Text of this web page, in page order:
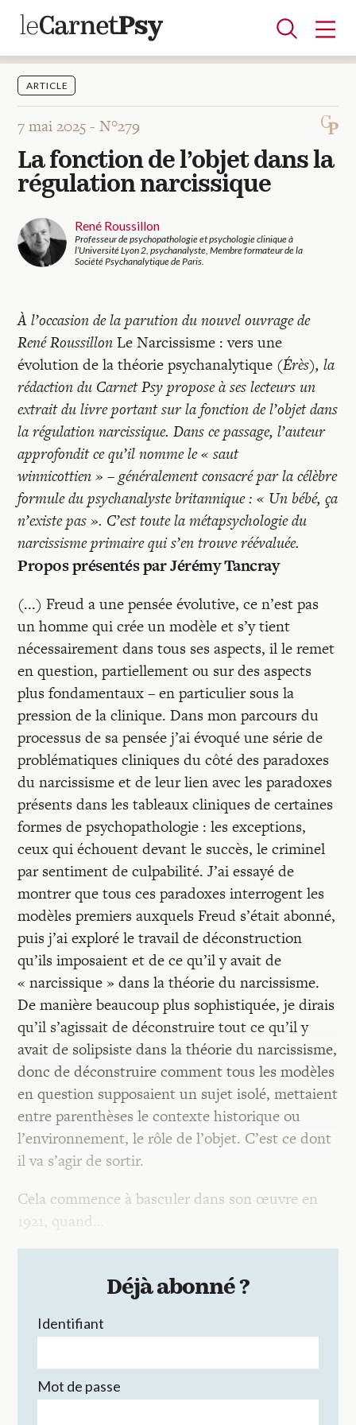
Articles
A la une
Adolescence
Dispositif
Enfance
Périnatalité
Psychanalyse
Psychopathologie
Soin
Dossiers
Auteurs
Recherches
Entretiens
Revues
Colloque
Mon compte
ARTICLE
7 mai 2025 -N°279
La fonction de l’objet dans la
régulation narcissique
René Roussillon
Professeur de psychopathologie et psychologie clinique à
l’Université Lyon 2, psychanalyste, Membre formateur de la
Société Psychanalytique de Paris.
À l’occasion de la parution du nouvel ouvrage de
René RoussillonLe Narcissisme : vers une
évolution de la théorie psychanalytique (Érès), la
rédaction du Carnet Psy propose à ses lecteurs un
extrait du livre portant sur la fonction de l’objet dans
la régulation narcissique. Dans ce passage, l’auteur
approfondit ce qu’il nomme le « saut
winnicottien » – généralement consacré par la célèbre
formule du psychanalyste britannique : « Un bébé, ça
n’existe pas ». C’est toute la métapsychologie du
narcissisme primaire qui s’en trouve réévaluée.
Propos présentés parJérémy Tancray
(...) Freud a une pensée évolutive, ce n’est pas
un homme qui crée un modèle et s’y tient
nécessairement dans tous ses aspects, il le remet
en question, partiellement ou sur des aspects
plus fondamentaux – en particulier sous la
pression de la clinique. Dans mon parcours du
processus de sa pensée j’ai évoqué une série de
problématiques cliniques du côté des paradoxes
du narcissisme et de leur lien avec les paradoxes
présents dans les tableaux cliniques de certaines
formes de psychopathologie : les exceptions,
ceux qui échouent devant le succès, le criminel
par sentiment de culpabilité. J’ai essayé de
montrer que tous ces paradoxes interrogent les
modèles premiers auxquels Freud s’était abonné,
puis j’ai exploré le travail de déconstruction
qu’ils imposaient et de ce qu’il y avait de
« narcissique » dans la théorie du narcissisme.
De manière beaucoup plus sophistiquée, je dirais
qu’il s’agissait de déconstruire tout ce qu’il y
avait de solipsiste dans la théorie du narcissisme,
donc de déconstruire comment tous les modèles
en question supposaient un sujet isolé, mettaient
entre parenthèses le contexte historique ou
l’environnement, le rôle de l’objet. C’est ce dont
il va s’agir de sortir.
Cela commence à basculer dans son œuvre en
1921, quand…
Déjà abonné ?
Identifiant
Mot de passe